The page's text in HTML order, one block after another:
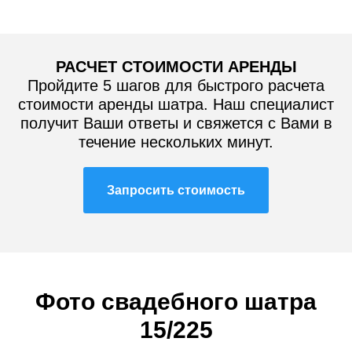
РАСЧЕТ СТОИМОСТИ АРЕНДЫ
Пройдите 5 шагов для быстрого расчета
стоимости аренды шатра. Наш специалист
получит Ваши ответы и свяжется с Вами в
течение нескольких минут.
Запросить стоимость
Фото свадебного шатра
15/225